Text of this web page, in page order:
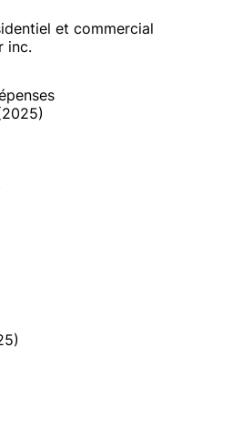
et commercial
inc.
2025)